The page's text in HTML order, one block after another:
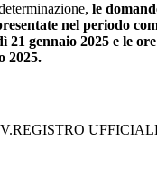
le
nel periodo
21 gennaio 2025 e le
2025.